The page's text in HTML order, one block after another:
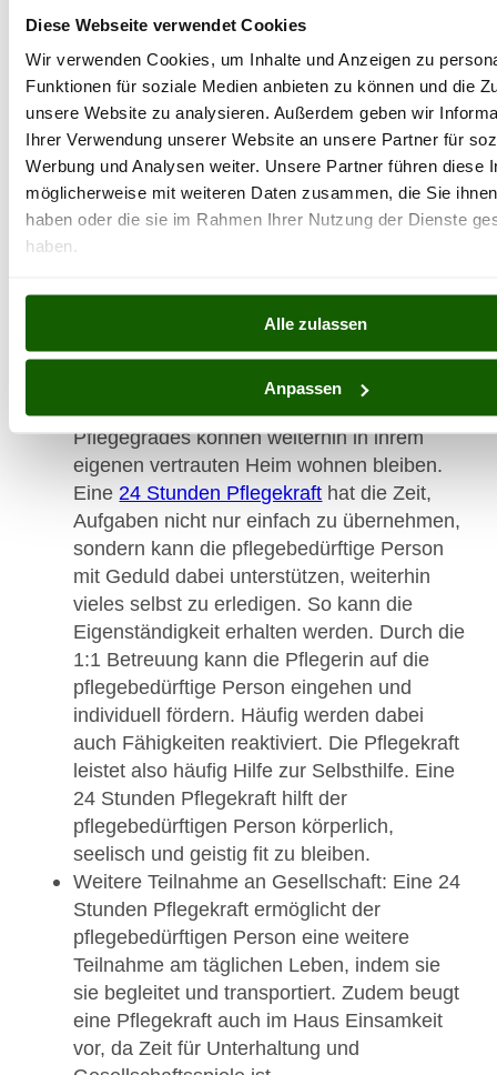
Diese Webseite verwendet Cookies
Wir verwenden Cookies, um Inhalte und Anzeigen zu
Funktionen für soziale Medien anbieten zu können und die
unsere Website zu analysieren. Außerdem geben wir
Ihrer Verwendung unserer Website an unsere Partner für
Werbung und Analysen weiter. Unsere Partner führen diese
möglicherweise mit weiteren Daten zusammen, die Sie
haben oder die sie im Rahmen Ihrer Nutzung der Dienste
haben.
Alle zulassen
Anpassen
die Pflege allerdings sehr viel Zeit in
Anspruch nimmt, ist es oft nicht möglich,
dies über längere Zeit zu bewältigen. Durch
eine 24 Stunden Pflegekraft wird den
Angehörigen die Sorge genommen, denn
sie wissen, dass ihre Lieben in sorgenden
Händen sind. Zudem haben Angehörige
einen festen Ansprechpartner.
Pflegerin hat mehr Zeit, wenn sie nur eine
Person betreut und kann so individuell auf
die zu pflegende Person reagieren.
Erhalt der Selbstständigkeit: Auch
Pflegegrades können weiterhin in ihrem
eigenen vertrauten Heim wohnen bleiben.
Eine 24 Stunden Pflegekraft hat die Zeit,
Aufgaben nicht nur einfach zu übernehmen,
sondern kann die pflegebedürftige Person
mit Geduld dabei unterstützen, weiterhin
vieles selbst zu erledigen. So kann die
Eigenständigkeit erhalten werden. Durch die
1:1 Betreuung kann die Pflegerin auf die
pflegebedürftige Person eingehen und
individuell fördern. Häufig werden dabei
auch Fähigkeiten reaktiviert. Die Pflegekraft
leistet also häufig Hilfe zur Selbsthilfe. Eine
24 Stunden Pflegekraft hilft der
pflegebedürftigen Person körperlich,
seelisch und geistig fit zu bleiben.
Weitere Teilnahme an Gesellschaft: Eine 24
Stunden Pflegekraft ermöglicht der
pflegebedürftigen Person eine weitere
Teilnahme am täglichen Leben, indem sie
sie begleitet und transportiert. Zudem beugt
eine Pflegekraft auch im Haus Einsamkeit
vor, da Zeit für Unterhaltung und